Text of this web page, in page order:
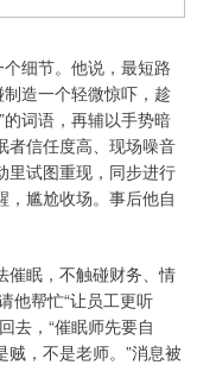
细节。他说，最短路
造一个轻微惊吓，趁
词语，再辅以手势暗
者信任度高、现场噪音
里试图重现，同步进行
，尴尬收场。事后他自
催眠，不触碰财务、情
他帮忙“让员工更听
去，“催眠师先要自
，不是老师。”消息被